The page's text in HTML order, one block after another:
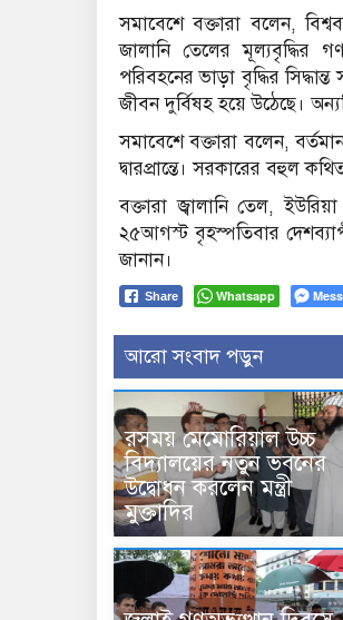
সমাবেশে বক্তারা বলেন,
জালানি তেলের মূল্যবৃদ্ধির
পরিবহনের ভাড়া বৃদ্ধির
জীবন দুর্বিষহ হয়ে উঠেছে।
সমাবেশে বক্তারা বলেন,
দ্বারপ্রান্তে। সরকারের বহুল
বক্তারা জ্বালানি তেল,
২৫আগস্ট বৃহস্পতিবার
জানান।
Share Whatsapp
আরো সংবাদ পড়ুন
রসময় মেমোরিয়াল উচ্চ
বিদ্যালয়ের নতুন ভবনের
উদ্বোধন করলেন মন্ত্রী
মুক্তাদির